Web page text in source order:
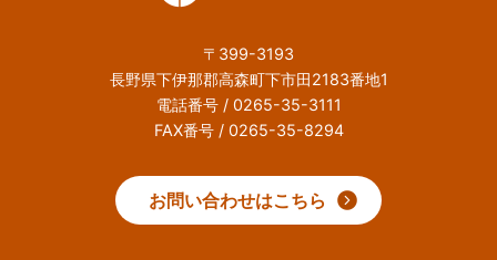
〒399-3193
長野県下伊那郡高森町下市田2183番地1
電話番号 / 0265-35-3111
FAX番号 / 0265-35-8294
お問い合わせはこちら